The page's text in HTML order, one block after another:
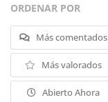
ORDENAR POR
Más comentados
Más valorados
Abierto Ahora